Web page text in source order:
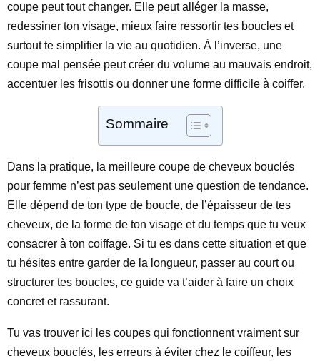
coupe peut tout changer. Elle peut alléger la masse,
redessiner ton visage, mieux faire ressortir tes boucles et
surtout te simplifier la vie au quotidien. À l’inverse, une
coupe mal pensée peut créer du volume au mauvais endroit,
accentuer les frisottis ou donner une forme difficile à coiffer.
Sommaire
Dans la pratique, la meilleure coupe de cheveux bouclés
pour femme n’est pas seulement une question de tendance.
Elle dépend de ton type de boucle, de l’épaisseur de tes
cheveux, de la forme de ton visage et du temps que tu veux
consacrer à ton coiffage. Si tu es dans cette situation et que
tu hésites entre garder de la longueur, passer au court ou
structurer tes boucles, ce guide va t’aider à faire un choix
concret et rassurant.
Tu vas trouver ici les coupes qui fonctionnent vraiment sur
cheveux bouclés, les erreurs à éviter chez le coiffeur, les